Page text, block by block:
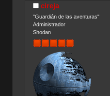
cireja
"Guardián de las aventuras"
Administrador
Shodan